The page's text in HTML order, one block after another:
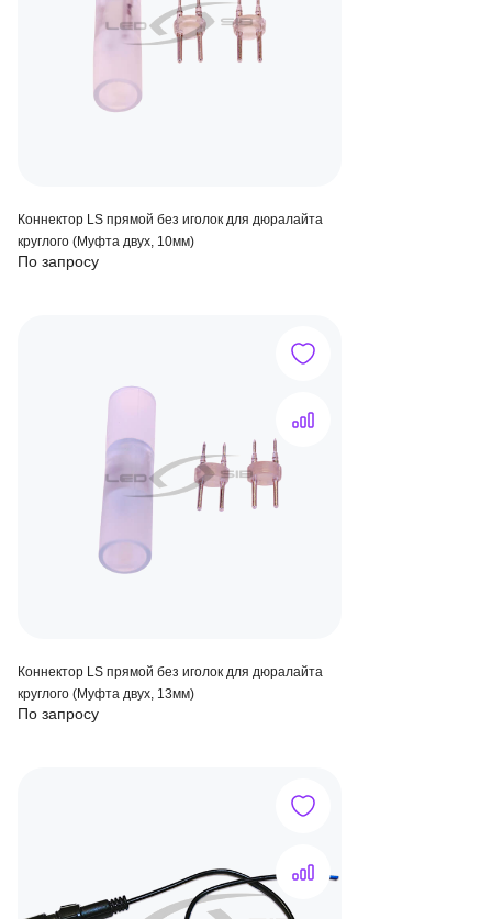
Коннектор LS прямой без иголок для дюралайта
круглого (Муфта двух, 10мм)
По запросу
Коннектор LS прямой без иголок для дюралайта
круглого (Муфта двух, 13мм)
По запросу